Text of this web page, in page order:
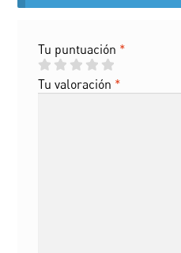
Tu puntuación *
Tu valoración *